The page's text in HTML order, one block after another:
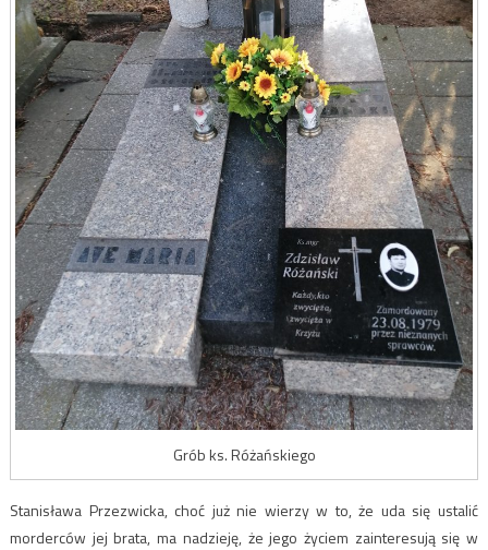
Grób ks. Różańskiego
Stanisława Przezwicka, choć już nie wierzy w to, że uda się ustalić
morderców jej brata, ma nadzieję, że jego życiem zainteresują się w